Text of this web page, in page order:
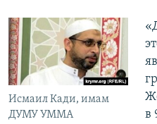
Исмаил Кади, имам
ДУМУ УММА
в